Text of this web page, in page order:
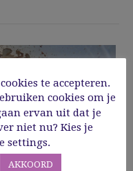
te accepteren.
cookies om je
ervan uit dat je
niet nu? Kies je
settings.
AKKOORD